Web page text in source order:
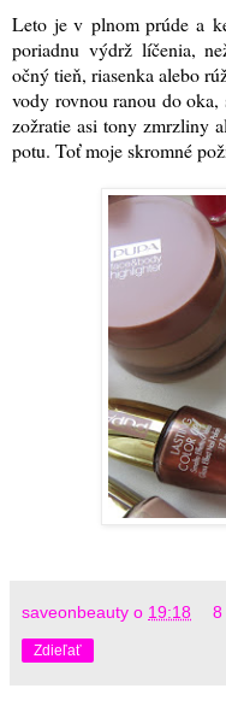
Leto je v plnom prúde a
poriadnu výdrž líčenia,
očný tieň, riasenka alebo
vody rovnou ranou do
zožratie asi tony zmrzliny
potu. Toť moje skromné
saveonbeauty o 19:18 8
Zdieľať